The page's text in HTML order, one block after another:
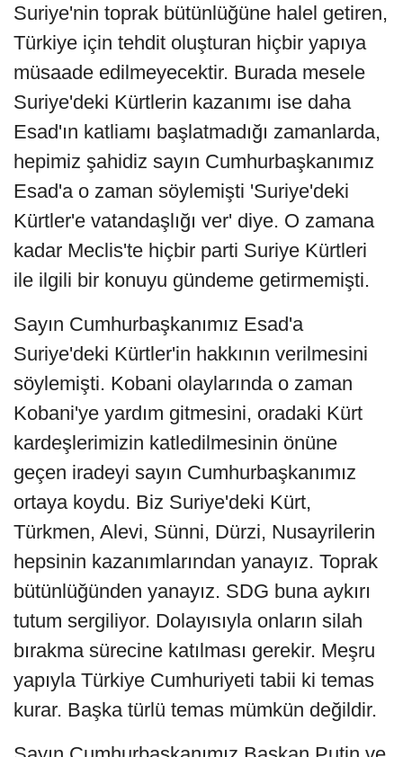
Suriye'nin toprak bütünlüğüne halel getiren,
Türkiye için tehdit oluşturan hiçbir yapıya
müsaade edilmeyecektir. Burada mesele
Suriye'deki Kürtlerin kazanımı ise daha
Esad'ın katliamı başlatmadığı zamanlarda,
hepimiz şahidiz sayın Cumhurbaşkanımız
Esad'a o zaman söylemişti 'Suriye'deki
Kürtler'e vatandaşlığı ver' diye. O zamana
kadar Meclis'te hiçbir parti Suriye Kürtleri
ile ilgili bir konuyu gündeme getirmemişti.
Sayın Cumhurbaşkanımız Esad'a
Suriye'deki Kürtler'in hakkının verilmesini
söylemişti. Kobani olaylarında o zaman
Kobani'ye yardım gitmesini, oradaki Kürt
kardeşlerimizin katledilmesinin önüne
geçen iradeyi sayın Cumhurbaşkanımız
ortaya koydu. Biz Suriye'deki Kürt,
Türkmen, Alevi, Sünni, Dürzi, Nusayrilerin
hepsinin kazanımlarından yanayız. Toprak
bütünlüğünden yanayız. SDG buna aykırı
tutum sergiliyor. Dolayısıyla onların silah
bırakma sürecine katılması gerekir. Meşru
yapıyla Türkiye Cumhuriyeti tabii ki temas
kurar. Başka türlü temas mümkün değildir.